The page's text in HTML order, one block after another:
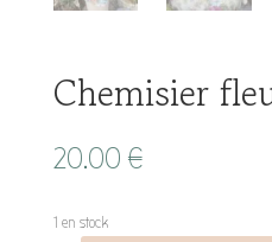
Chemisier
20.00 €
1 en stock